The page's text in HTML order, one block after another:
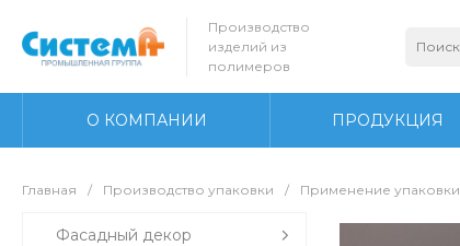
Производство
изделий из
полимеров
О КОМПАНИИ ПРОДУКЦИЯ
Главная / Производство упаковки / Применение упаковки
Фасадный декор